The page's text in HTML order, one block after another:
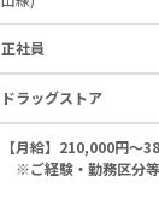
正社員
ドラッグストア
【月給】210,000円～
※ご経験・勤務区分